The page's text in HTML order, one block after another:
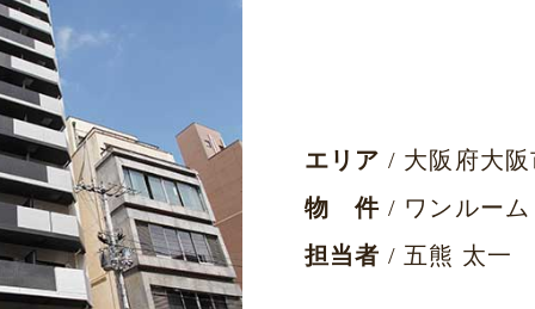
エリア / 大阪府大阪
物 件 / ワンルーム
担当者 / 五熊 太一